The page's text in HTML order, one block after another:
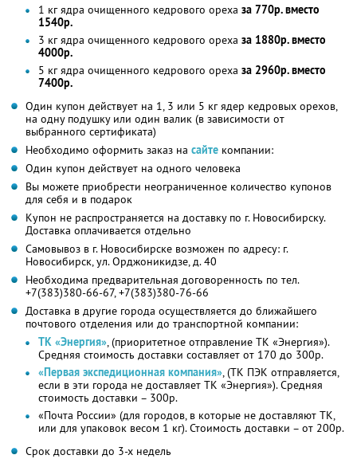
1 кг ядра очищенного кедрового ореха за 770р. вместо
1540р.
3 кг ядра очищенного кедрового ореха за 1880р. вместо
4000р.
5 кг ядра очищенного кедрового ореха за 2960р. вместо
7400р.
Один купон действует на 1, 3 или 5 кг ядер кедровых орехов,
на одну подушку или один валик (в зависимости от
выбранного сертификата)
Необходимо оформить заказ на сайте компании:
Один купон действует на одного человека
Вы можете приобрести неограниченное количество купонов
для себя и в подарок
Купон не распространяется на доставку по г. Новосибирску.
Доставка оплачивается отдельно
Самовывоз в г. Новосибирске возможен по адресу: г.
Новосибирск, ул. Орджоникидзе, д. 40
Необходима предварительная договоренность по тел.
+7(383)380-66-67, +7(383)380-76-66
Доставка в другие города осуществляется до ближайшего
почтового отделения или до транспортной компании:
ТК «Энергия», (приоритетное отправление ТК «Энергия»).
Средняя стоимость доставки составляет от 170 до 300р.
«Первая экспедиционная компания», (ТК ПЭК отправляется,
если в эти города не доставляет ТК «Энергия»). Средняя
стоимость доставки – 300р.
«Почта России» (для городов, в которые не доставляют ТК,
или для упаковок весом 1 кг). Стоимость доставки – от 200р.
Срок доставки до 3-х недель